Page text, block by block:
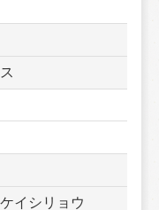
イシリョウ